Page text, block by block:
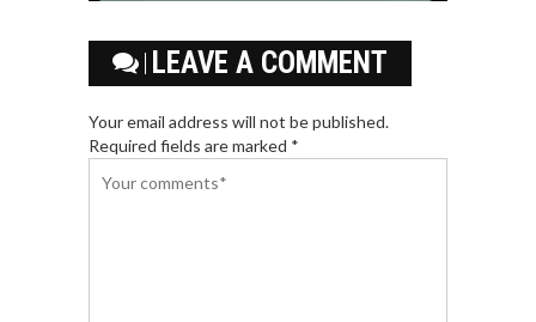
LEAVE A COMMENT
Your email address will not be published.
Required fields are marked *